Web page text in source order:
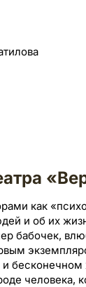
как
и об их
бабочек,
и
человека,